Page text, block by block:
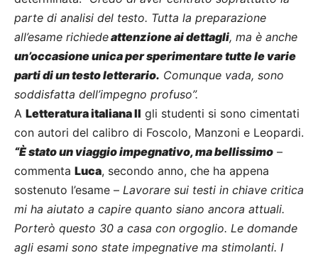
parte di analisi del testo. Tutta la preparazione
all’esame richiedeattenzione ai dettagli, ma è anche
un’occasione unica per sperimentare tutte le varie
parti di un testo letterario. Comunque vada, sono
soddisfatta dell’impegno profuso”.
A Letteratura italiana II gli studenti si sono cimentati
con autori del calibro di Foscolo, Manzoni e Leopardi.
“È stato un viaggio impegnativo, ma bellissimo –
commenta Luca, secondo anno, che ha appena
sostenuto l’esame – Lavorare sui testi in chiave critica
mi ha aiutato a capire quanto siano ancora attuali.
Porterò questo 30 a casa con orgoglio. Le domande
agli esami sono state impegnative ma stimolanti. I